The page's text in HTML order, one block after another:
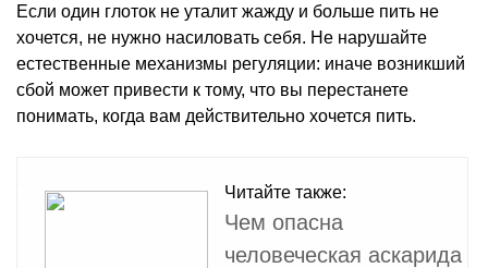
Если один глоток не уталит жажду и больше пить не
хочется, не нужно насиловать себя. Не нарушайте
естественные механизмы регуляции: иначе возникший
сбой может привести к тому, что вы перестанете
понимать, когда вам действительно хочется пить.
Читайте также:
Чем опасна
человеческая аскарида